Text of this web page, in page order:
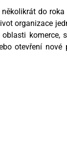
několikrát do roka
organizace
komerce,
otevření nové